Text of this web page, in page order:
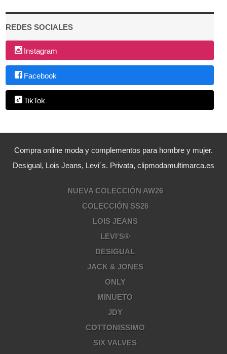
REDES SOCIALES
Instagram
Facebook
TikTok
Compra online moda y complementos para hombre y mujer.
Desigual, Lois Jeans, Levi´s. Privata, clipmodamultimarca.es
NUEVA COLECCIÓN AW26
COLECCIÓN SS26
LOIS JEANS
LEVI'S®
DESIGUAL
JACK & JONES
ONLY
MINUETO
JDY
COTTONISSIMO
SIX VALVES